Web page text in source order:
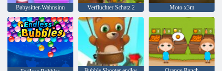
Babysitter-Wahnsinn Verfluchter Schatz 2 Moto x3m